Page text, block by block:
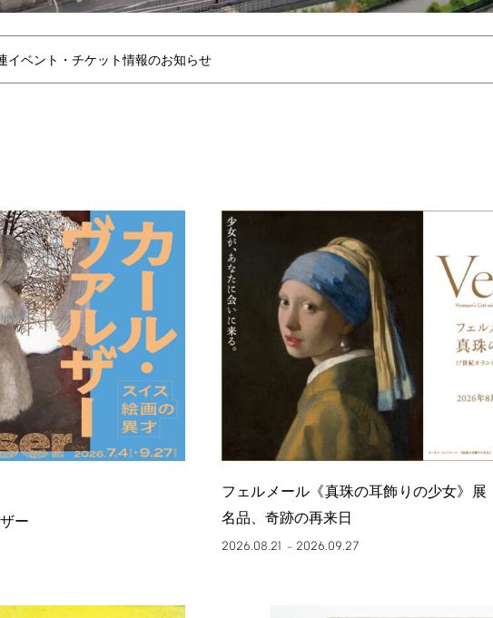
イベント・チケット情報のお知らせ
ー
フェルメール《真珠の耳飾りの少女》展
名品、奇跡の再来日
2026.08.21 – 2026.09.27